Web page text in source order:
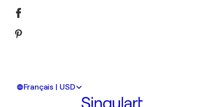
Français | USD